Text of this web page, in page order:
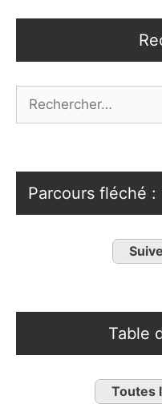
Parcours fléché
Table
Toutes